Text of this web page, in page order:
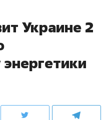
Украине 2